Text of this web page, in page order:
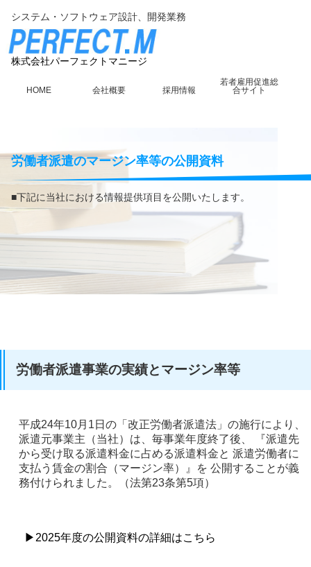
システム・ソフトウェア設計、開発業務
株式会社パーフェクトマニージ
HOME 会社概要 採用情報
若者雇用促進総
合サイト
労働者派遣のマージン率等の公開資料
■下記に当社における情報提供項目を公開いたします。
労働者派遣事業の実績とマージン率等
平成24年10月1日の「改正労働者派遣法」の施行により、
派遣元事業主（当社）は、毎事業年度終了後、 『派遣先
から受け取る派遣料金に占める派遣料金と 派遣労働者に
支払う賃金の割合（マージン率）』を 公開することが義
務付けられました。（法第23条第5項）
▶2025年度の公開資料の詳細はこちら